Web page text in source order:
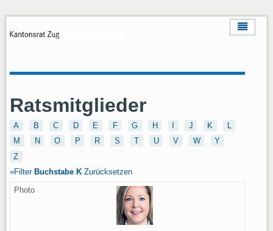
Ratsmitglieder
A B C D E F G H I J K
L
M
N O P R S T U V W
Y
Z
Filter Buchstabe K Zurücksetzen